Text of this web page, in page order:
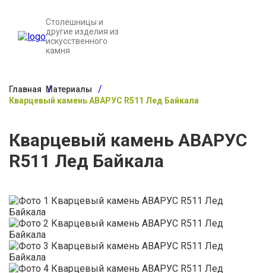
Столешницы и
другие изделия из
искусственного
камня
Главная
Материалы
Кварцевый камень АВАРУС R511 Лед Байкала
Кварцевый камень АВАРУС
R511 Лед Байкала